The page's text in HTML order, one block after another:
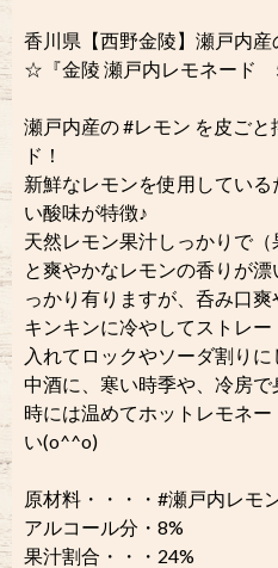
香川県【西野金陵】瀬戸内
☆『金陵 瀬戸内レモネード
瀬戸内産の #レモン を皮ご
ド！
新鮮なレモンを使用してい
い酸味が特徴♪
天然レモン果汁しっかりで
と爽やかなレモンの香りが
っかり有りますが、呑み口爽
キンキンに冷やしてストレ
入れてロックやソーダ割り
中酒に、寒い時季や、冷房
時には温めてホットレモネ
い(o^^o)
原材料・・・・#瀬戸内レモ
アルコール分・8%
果汁割合・・・24%